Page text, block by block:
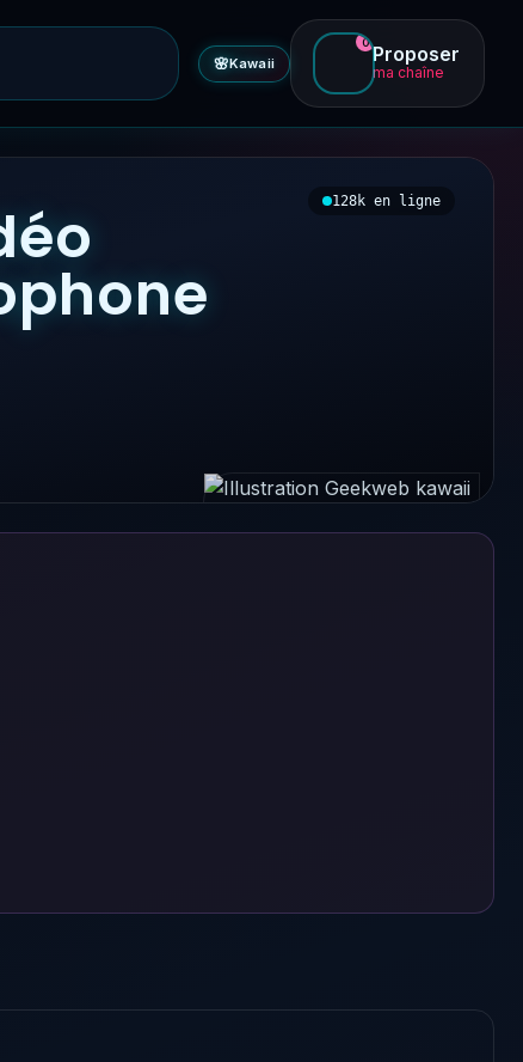
🌸Kawaii
0 Proposer
ma chaîne
128k en ligne